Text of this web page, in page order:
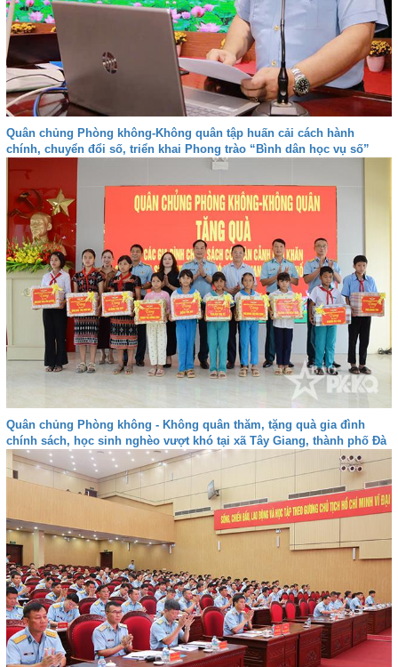
Quân chủng Phòng không-Không quân tập huấn cải cách hành
chính, chuyển đổi số, triển khai Phong trào “Bình dân học vụ số”
Quân chủng Phòng không - Không quân thăm, tặng quà gia đình
chính sách, học sinh nghèo vượt khó tại xã Tây Giang, thành phố Đà
nẵng